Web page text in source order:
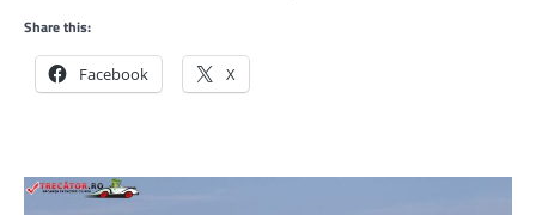
Share this:
Facebook X